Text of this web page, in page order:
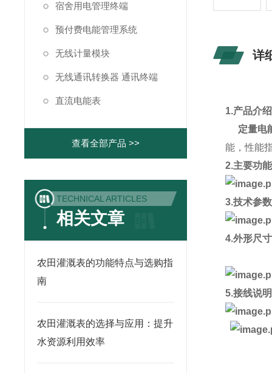
详
1.产品介绍
定量电
能，性能
2.主要功能
3.技术参数
4.外形尺寸
5.接线说明
宿舍用电管理终端
预付费电能管理系统
无线计量模块
无线通讯转换器 通讯终端
直流电能表
查看全部产品 >>
TECHNICAL ARTICLES
相关文章
农田灌溉表的功能特点与选购指
南
农田灌溉表的选择与应用：提升
水资源利用效率